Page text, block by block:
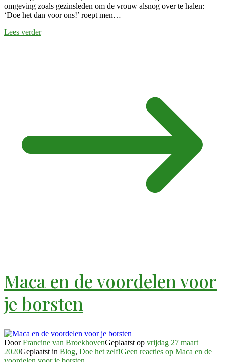
omgeving zoals gezinsleden om de vrouw alsnog over te halen:
‘Doe het dan voor ons!’ roept men…
Lees verder
Maca en de voordelen voor
je borsten
DoorFrancine van BroekhovenGeplaatst op vrijdag 27 maart
2020Geplaatst in Blog, Doe het zelf!Geen reacties op Maca en de